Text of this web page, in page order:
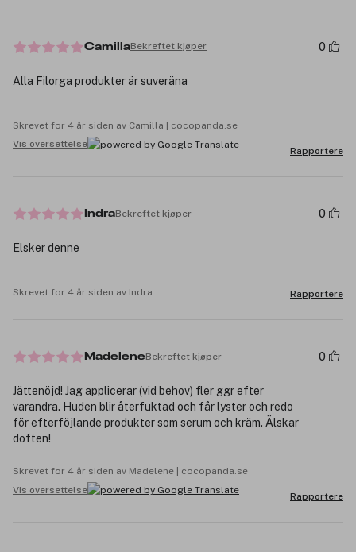
CamillaBekreftet kjøper 0
Alla Filorga produkter är suveräna
Skrevet for 4 år siden av Camilla | cocopanda.se
Vis oversettelse
Rapportere
IndraBekreftet kjøper 0
Elsker denne
Skrevet for 4 år siden av Indra Rapportere
MadeleneBekreftet kjøper 0
Jättenöjd! Jag applicerar (vid behov) fler ggr efter
varandra. Huden blir återfuktad och får lyster och redo
för efterföjlande produkter som serum och kräm. Älskar
doften!
Skrevet for 4 år siden av Madelene | cocopanda.se
Vis oversettelse
Rapportere